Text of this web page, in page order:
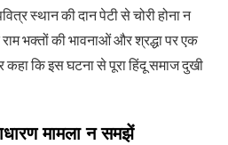
स्थान की दान पेटी से चोरी होना न
भक्तों की भावनाओं और श्रद्धा पर एक
कहा कि इस घटना से पूरा हिंदू समाज दुखी
मामला न समझें